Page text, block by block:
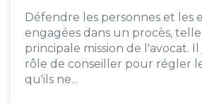
Défendre les personnes et les
engagées dans un procès,
principale mission de l'avocat.
rôle de conseiller pour régler
qu'ils ne...